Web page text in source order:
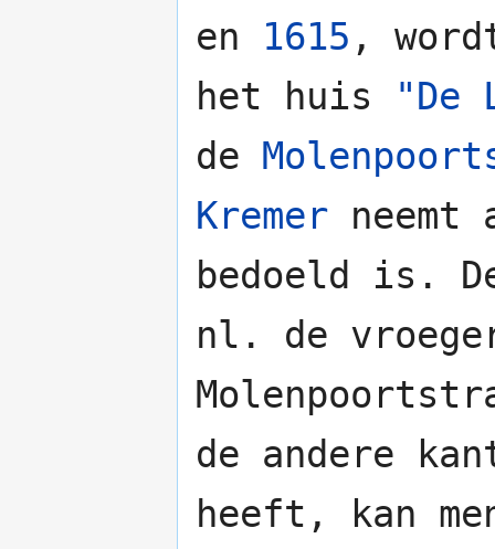
en 1615 ,
het huis
"De
de
Kremer neemt
bedoeld is.
nl. de
de andere
heeft, kan